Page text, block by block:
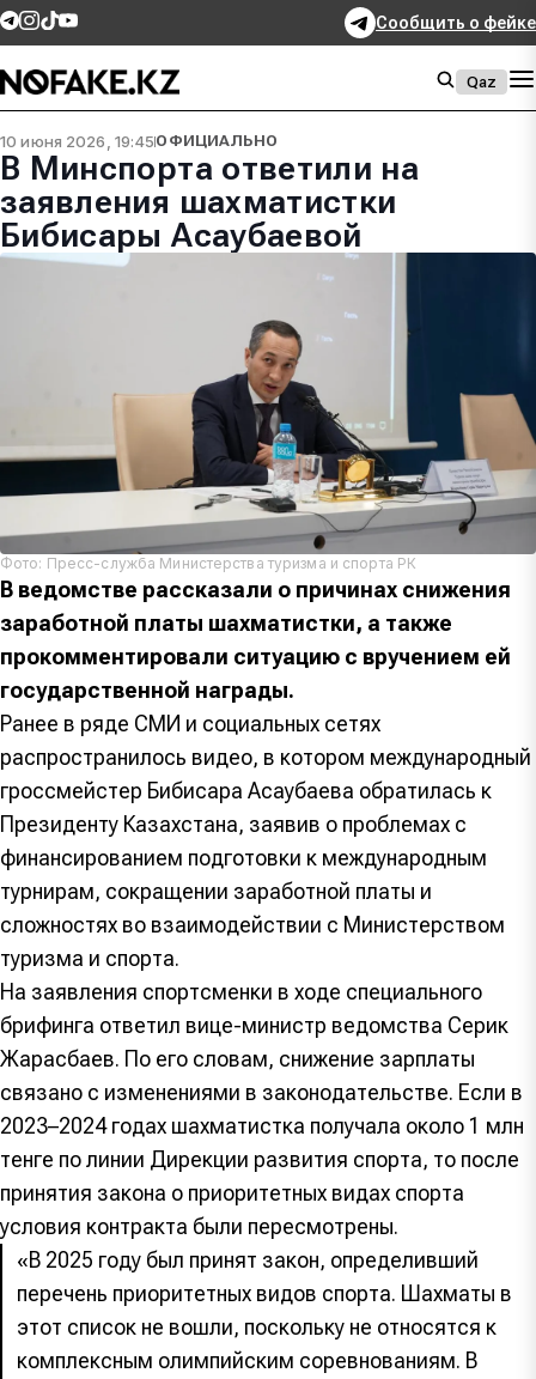
Сообщить о фейке
Qaz
10 июня 2026, 19:45ОФИЦИАЛЬНО
В Минспорта ответили на
заявления шахматистки
Бибисары Асаубаевой
Фото: Пресс-служба Министерства туризма и спорта РК
В ведомстве рассказали о причинах снижения
заработной платы шахматистки, а также
прокомментировали ситуацию с вручением ей
государственной награды.
Ранее в ряде СМИ и социальных сетях
распространилось видео, в котором международный
гроссмейстер Бибисара Асаубаева обратилась к
Президенту Казахстана, заявив о проблемах с
финансированием подготовки к международным
турнирам, сокращении заработной платы и
сложностях во взаимодействии с Министерством
туризма и спорта.
На заявления спортсменки в ходе специального
брифинга ответил вице-министр ведомства Серик
Жарасбаев. По его словам, снижение зарплаты
связано с изменениями в законодательстве. Если в
2023–2024 годах шахматистка получала около 1 млн
тенге по линии Дирекции развития спорта, то после
принятия закона о приоритетных видах спорта
условия контракта были пересмотрены.
«В 2025 году был принят закон, определивший
перечень приоритетных видов спорта. Шахматы в
этот список не вошли, поскольку не относятся к
комплексным олимпийским соревнованиям. В